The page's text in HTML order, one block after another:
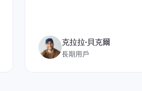
克拉拉·貝克爾
長期用戶